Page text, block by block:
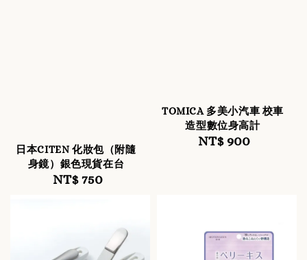
日本CITEN 化妝包（附隨
身鏡）銀色現貨在台
Regular
NT$ 750
TOMICA 多美小汽車 校車
造型數位身高計
Regular
NT$ 900